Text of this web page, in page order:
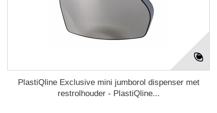
PlastiQline Exclusive mini jumborol dispenser met
restrolhouder - PlastiQline...